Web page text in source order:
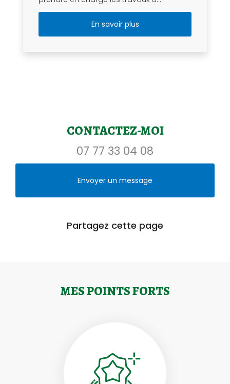
En savoir plus
CONTACTEZ-MOI
07 77 33 04 08
Envoyer un message
Partagez cette page
MES POINTS FORTS